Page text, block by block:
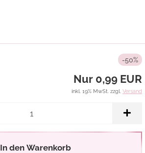
-50%
Nur 0,99 EUR
inkl. 19% MwSt. zzgl. Versand
In den Warenkorb